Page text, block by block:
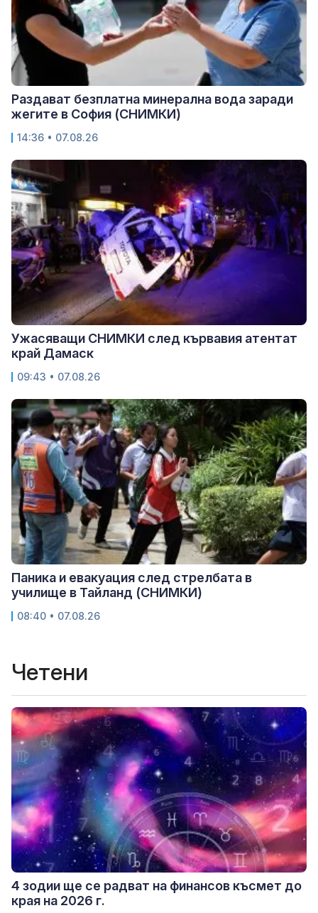
Раздават безплатна минерална вода заради
жегите в София (СНИМКИ)
14:36 • 07.08.26
Ужасяващи СНИМКИ след кървавия атентат
край Дамаск
09:43 • 07.08.26
Паника и евакуация след стрелбата в
училище в Тайланд (СНИМКИ)
08:40 • 07.08.26
Четени
4 зодии ще се радват на финансов късмет до
края на 2026 г.